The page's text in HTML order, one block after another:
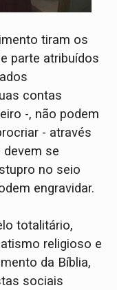
tiram os
parte atribuídos
contas
-, não podem
- através
devem se
no seio
engravidar.
totalitário,
religioso e
da Bíblia,
sociais